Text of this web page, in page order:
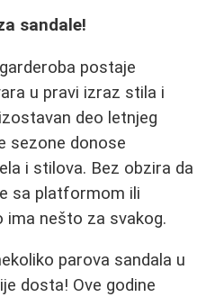
sandale!
postaje
u pravi izraz stila i
deo letnjeg
sezone donose
i stilova. Bez obzira da
sa platformom ili
nešto za svakog.
parova sandala u
dosta! Ove godine